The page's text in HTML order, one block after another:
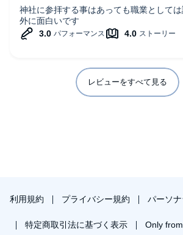
神社に参拝する事はあっても職業として
外に面白いです
レビューをすべて見る
利用規約 プライバシー規約 パーソ
特定商取引法に基づく表示 Only